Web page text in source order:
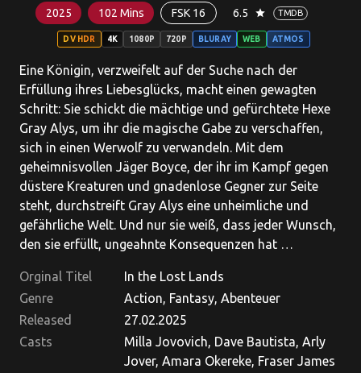
2025 102 Mins FSK 16 6.5 star TMDB
DV HDR 4K 1080P 720P BLURAY WEB ATMOS
Eine Königin, verzweifelt auf der Suche nach der
Erfüllung ihres Liebesglücks, macht einen gewagten
Schritt: Sie schickt die mächtige und gefürchtete Hexe
Gray Alys, um ihr die magische Gabe zu verschaffen,
sich in einen Werwolf zu verwandeln. Mit dem
geheimnisvollen Jäger Boyce, der ihr im Kampf gegen
düstere Kreaturen und gnadenlose Gegner zur Seite
steht, durchstreift Gray Alys eine unheimliche und
gefährliche Welt. Und nur sie weiß, dass jeder Wunsch,
den sie erfüllt, ungeahnte Konsequenzen hat …
Orginal Titel
In the Lost Lands
Genre
Action, Fantasy, Abenteuer
Released
27.02.2025
Casts
Milla Jovovich, Dave Bautista, Arly
Jover, Amara Okereke, Fraser James